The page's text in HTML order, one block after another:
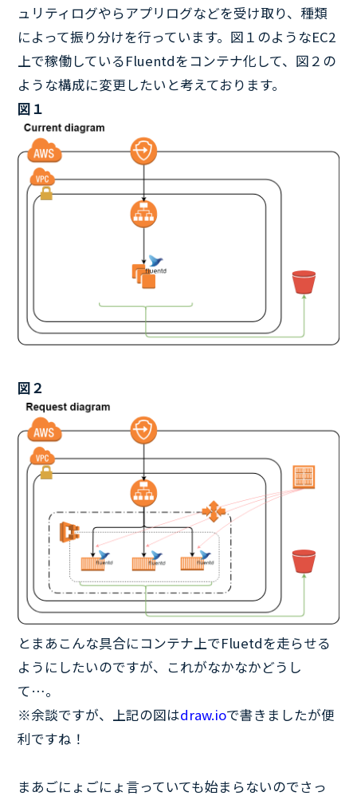
ュリティログやらアプリログなどを受け取り、種類
によって振り分けを行っています。図１のようなEC2
上で稼働しているFluentdをコンテナ化して、図２の
ような構成に変更したいと考えております。
図１
図２
とまあこんな具合にコンテナ上でFluetdを走らせる
ようにしたいのですが、これがなかなかどうし
て…。
※余談ですが、上記の図はdraw.ioで書きましたが便
利ですね！
まあごにょごにょ言っていても始まらないのでさっ